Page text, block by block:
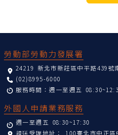
勞動部勞動力發展署
24219 新北市新莊區中平路439號
(02)8995-6000
服務時間：週一至週五
外國人申請業務服務
週一至週五 08:30~17:30
親送受理地址： 100臺北市中正